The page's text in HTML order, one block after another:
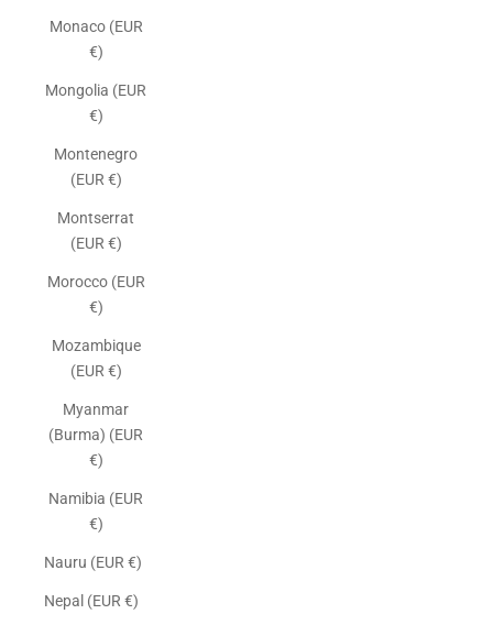
Monaco (EUR
€)
Mongolia (EUR
€)
Montenegro
(EUR €)
Montserrat
(EUR €)
Morocco (EUR
€)
Mozambique
(EUR €)
Myanmar
(Burma) (EUR
€)
Namibia (EUR
€)
Nauru (EUR €)
Nepal (EUR €)